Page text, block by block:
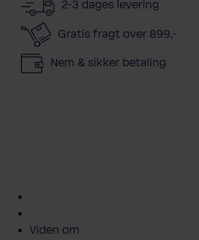
2-3 dages levering
Gratis fragt over 899,-
Nem & sikker betaling
600
Bestil
Bestil
Book
Lej
Downloads
guides
Viden om